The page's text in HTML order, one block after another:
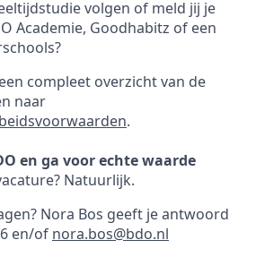
volgen of meld jij je
Academie, Goodhabitz of een
compleet overzicht van de
naar
.
en ga voor echte waarde
Natuurlijk.
Nora Bos geeft je antwoord
en/of nora.bos@bdo.nl